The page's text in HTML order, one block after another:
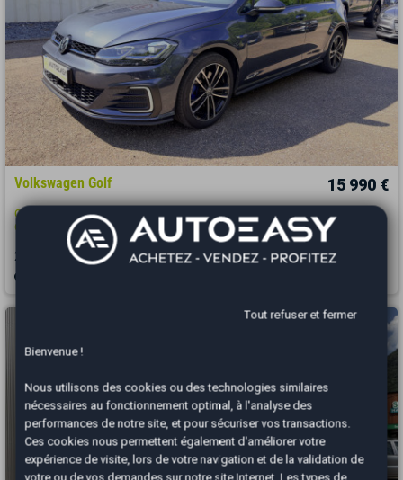
Volkswagen Golf 15 990 €
GTE 1.4 E-Hybrid 204 ch *Radar Av et Ar*Caméra de recul*Entr VW*CT
OK*SOH OK
2017 95000 km HYBRIDE RECHARGEABLE Automatique
Tout refuser et fermer
Bienvenue !
Nous utilisons des cookies ou des technologies similaires
nécessaires au fonctionnement optimal, à l'analyse des
performances de notre site, et pour sécuriser vos transactions.
Ces cookies nous permettent également d'améliorer votre
expérience de visite, lors de votre navigation et de la validation de
votre ou de vos demandes sur notre site Internet. Les types de